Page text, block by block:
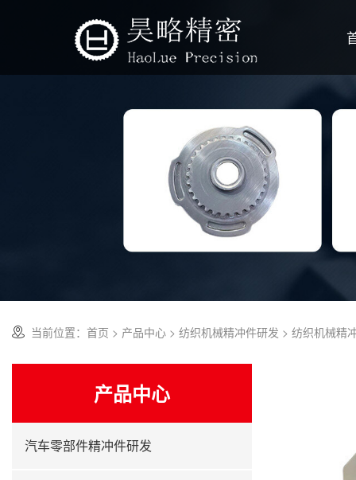
当前位置： 首页 > 产品中心 > 纺织机械精冲件研发 > 纺织机械精
产品中心
汽车零部件精冲件研发